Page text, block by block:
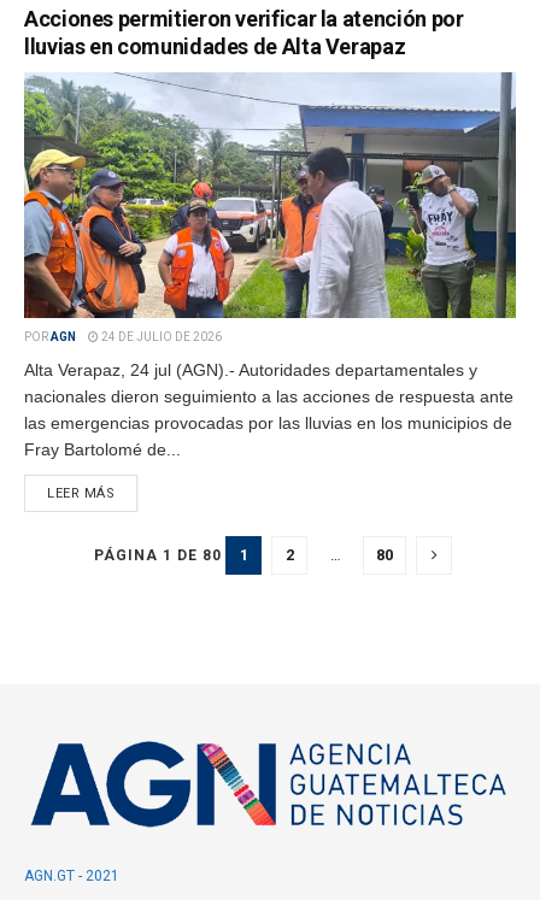
Acciones permitieron verificar la atención por
lluvias en comunidades de Alta Verapaz
PORAGN 24 DE JULIO DE 2026
Alta Verapaz, 24 jul (AGN).- Autoridades departamentales y
nacionales dieron seguimiento a las acciones de respuesta ante
las emergencias provocadas por las lluvias en los municipios de
Fray Bartolomé de...
LEER MÁS
PÁGINA 1 DE 80 1 2 … 80
AGN.GT - 2021